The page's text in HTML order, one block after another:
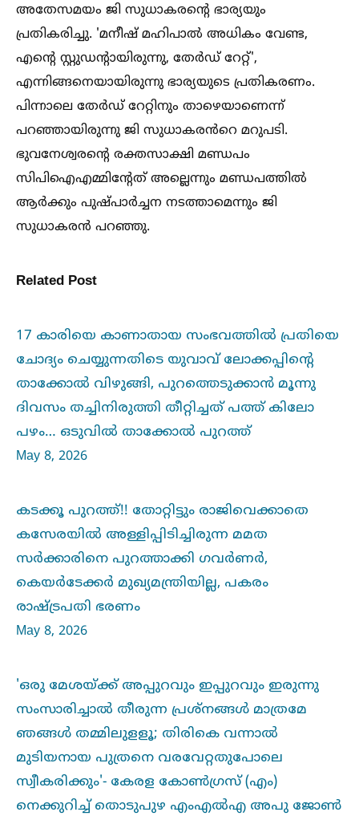
അതേസമയം ജി സുധാകരന്റെ ഭാര്യയും
പ്രതികരിച്ചു. 'മനീഷ് മഹിപാല്‍ അധികം വേണ്ട,
എന്റെ സ്റ്റുഡന്റായിരുന്നു, തേർഡ് റേറ്റ്',
എന്നിങ്ങനെയായിരുന്നു ഭാര്യയുടെ പ്രതികരണം.
പിന്നാലെ തേർഡ് റേറ്റിനും താഴെയാണെന്ന്
പറഞ്ഞായിരുന്നു ജി സുധാകരൻറെ മറുപടി.
ഭുവനേശ്വരന്റെ രക്തസാക്ഷി മണ്ഡപം
സിപിഐഎമ്മിന്റേത് അല്ലെന്നും മണ്ഡപത്തില്‍
ആർക്കും പുഷ്പാർച്ചന നടത്താമെന്നും ജി
സുധാകരൻ പറഞ്ഞു.
Related Post
17 കാരിയെ കാണാതായ സംഭവത്തില്‍ പ്രതിയെ
ചോദ്യം ചെയ്യുന്നതിടെ യുവാവ് ലോക്കപ്പിന്റെ
താക്കോല്‍ വിഴുങ്ങി, പുറത്തെടുക്കാൻ‍ മൂന്നു
ദിവസം തച്ചിനിരുത്തി തീറ്റിച്ചത് പത്ത് കിലോ
പഴം… ഒടുവില്‍ താക്കോല്‍ പുറത്ത്
May 8, 2026
കടക്കൂ പുറത്ത്!! തോറ്റിട്ടും രാജിവെക്കാതെ
കസേരയില്‍ അള്ളിപ്പിടിച്ചിരുന്ന മമത
സർക്കാരിനെ പുറത്താക്കി ഗവർണർ,
കെയർടേക്കർ മുഖ്യമന്ത്രിയില്ല, പകരം
രാഷ്ട്രപതി ഭരണം
May 8, 2026
'ഒരു മേശയ്ക്ക് അപ്പുറവും ഇപ്പുറവും ഇരുന്നു
സംസാരിച്ചാല്‍ തീരുന്ന പ്രശ്നങ്ങള്‍ മാത്രമേ
ഞങ്ങള്‍ തമ്മിലുളളൂ; തിരികെ വന്നാല്‍
മുടിയനായ പുത്രനെ വരവേറ്റതുപോലെ
സ്വീകരിക്കും'- കേരള കോണ്‍ഗ്രസ് (എം)
നെക്കുറിച്ച്‌ തൊടുപുഴ എംഎല്‍എ അപു ജോണ്‍